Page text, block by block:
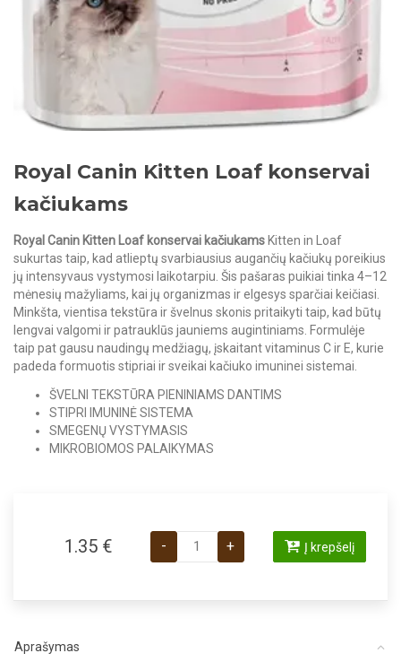
Royal Canin Kitten Loaf konservai
kačiukams
Royal Canin Kitten Loaf konservai kačiukams Kitten in Loaf
sukurtas taip, kad atlieptų svarbiausius augančių kačiukų poreikius
jų intensyvaus vystymosi laikotarpiu. Šis pašaras puikiai tinka 4–12
mėnesių mažyliams, kai jų organizmas ir elgesys sparčiai keičiasi.
Minkšta, vientisa tekstūra ir švelnus skonis pritaikyti taip, kad būtų
lengvai valgomi ir patrauklūs jauniems augintiniams. Formulėje
taip pat gausu naudingų medžiagų, įskaitant vitaminus C ir E, kurie
padeda formuotis stipriai ir sveikai kačiuko imuninei sistemai.
ŠVELNI TEKSTŪRA PIENINIAMS DANTIMS
STIPRI IMUNINĖ SISTEMA
SMEGENŲ VYSTYMASIS
MIKROBIOMOS PALAIKYMAS
1.35 € -
produkto kiekis: Royal Canin Kitten
+ Į krepšelį
Aprašymas